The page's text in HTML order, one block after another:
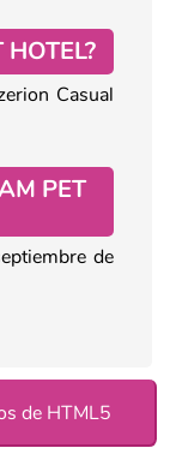
Casual
PET
de
de HTML5